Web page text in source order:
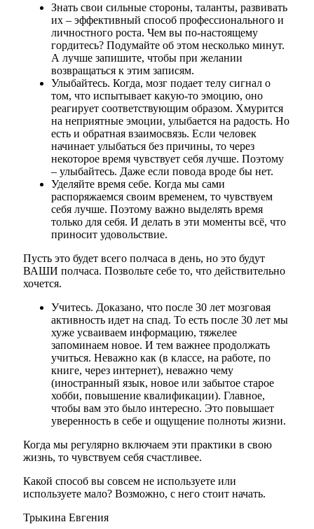
Знать свои сильные стороны, таланты, развивать
их – эффективный способ профессионального и
личностного роста. Чем вы по-настоящему
гордитесь? Подумайте об этом несколько минут.
А лучше запишите, чтобы при желании
возвращаться к этим записям.
Улыбайтесь. Когда, мозг подает телу сигнал о
том, что испытывает какую-то эмоцию, оно
реагирует соответствующим образом. Хмурится
на неприятные эмоции, улыбается на радость. Но
есть и обратная взаимосвязь. Если человек
начинает улыбаться без причины, то через
некоторое время чувствует себя лучше. Поэтому
– улыбайтесь. Даже если повода вроде бы нет.
Уделяйте время себе. Когда мы сами
распоряжаемся своим временем, то чувствуем
себя лучше. Поэтому важно выделять время
только для себя. И делать в эти моменты всё, что
приносит удовольствие.
Пусть это будет всего полчаса в день, но это будут
ВАШИ полчаса. Позвольте себе то, что действительно
хочется.
Учитесь. Доказано, что после 30 лет мозговая
активность идет на спад. То есть после 30 лет мы
хуже усваиваем информацию, тяжелее
запоминаем новое. И тем важнее продолжать
учиться. Неважно как (в классе, на работе, по
книге, через интернет), неважно чему
(иностранный язык, новое или забытое старое
хобби, повышение квалификации). Главное,
чтобы вам это было интересно. Это повышает
уверенность в себе и ощущение полноты жизни.
Когда мы регулярно включаем эти практики в свою
жизнь, то чувствуем себя счастливее.
Какой способ вы совсем не используете или
используете мало? Возможно, с него стоит начать.
Трыкина Евгения